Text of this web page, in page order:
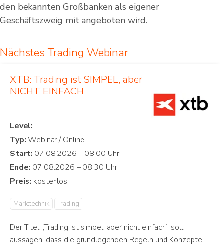
den bekannten Großbanken als eigener
Geschäftszweig mit angeboten wird.
Nächstes Trading Webinar
XTB: Trading ist SIMPEL, aber
NICHT EINFACH
Level:
Typ:
Start:
Ende:
Preis:
Markttechnik Trading
Der Titel „Trading ist simpel, aber nicht einfach“ soll
aussagen, dass die grundlegenden Regeln und Konzepte